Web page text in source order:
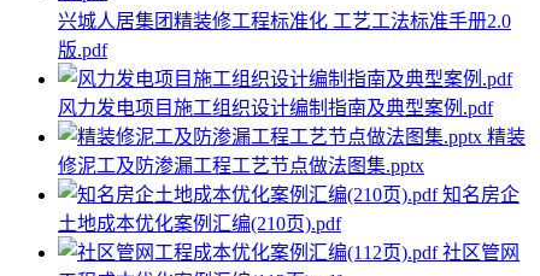
兴城人居集团精装修工程标准化 工艺工法标准手册2.0
版.pdf
风力发电项目施工组织设计编制指南及典型案例.pdf
精装
修泥工及防渗漏工程工艺节点做法图集.pptx
知名房企
土地成本优化案例汇编(210页).pdf
社区管网